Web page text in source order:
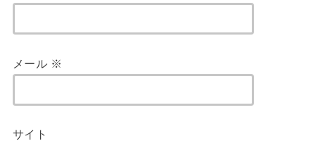
メール ※
サイト